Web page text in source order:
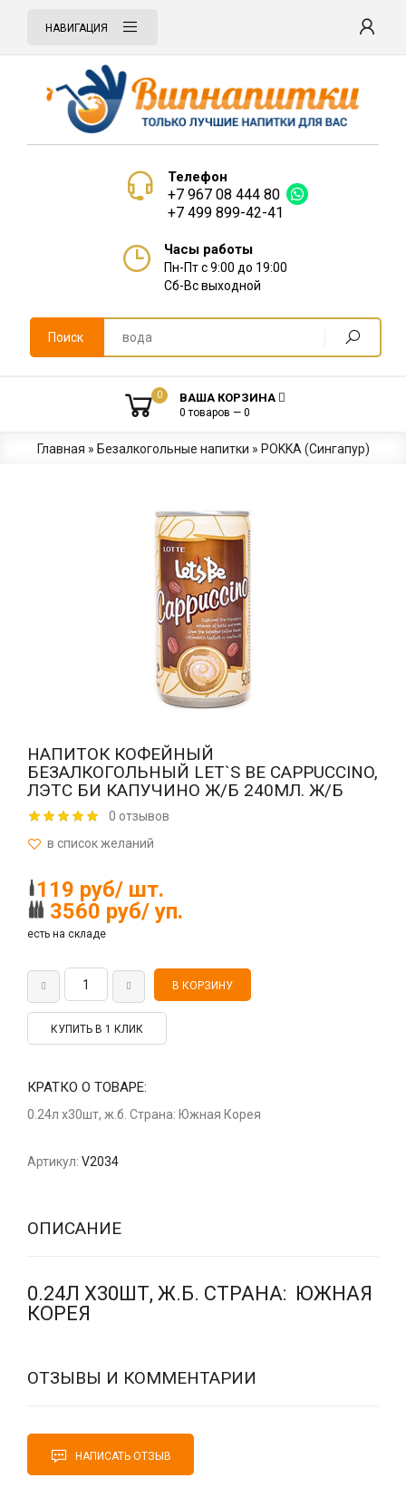
НАВИГАЦИЯ
Телефон
+7 967 08 444 80
+7 499 899-42-41
Часы работы
Пн-Пт с 9:00 до 19:00
Сб-Вс выходной
Поиск
0 ВАША КОРЗИНА
0 товаров — 0
Главная » Безалкогольные напитки » POKKA (Сингапур)
НАПИТОК КОФЕЙНЫЙ
БЕЗАЛКОГОЛЬНЫЙ LET`S BE CAPPUCCINO,
ЛЭТС БИ КАПУЧИНО Ж/Б 240МЛ. Ж/Б
0 отзывов
119 руб/ шт.
3560 руб/ уп.
есть на складе
КУПИТЬ В 1 КЛИК
КРАТКО О ТОВАРЕ:
0.24л х30шт, ж.б. Страна: Южная Корея
Артикул: V2034
ОПИСАНИЕ
0.24Л Х30ШТ, Ж.Б. СТРАНА: ЮЖНАЯ
КОРЕЯ
ОТЗЫВЫ И КОММЕНТАРИИ
НАПИСАТЬ ОТЗЫВ